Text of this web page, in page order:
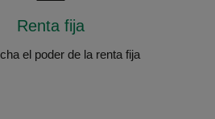
Renta fija
el poder de la renta fija